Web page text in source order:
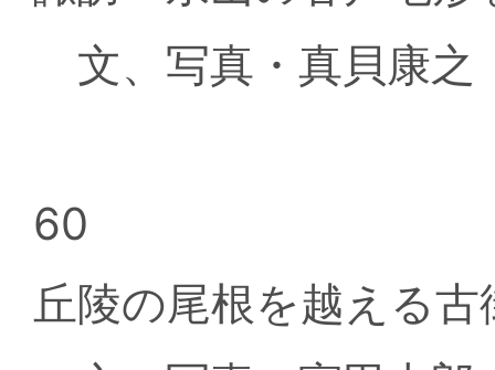
文、写真・真貝康
60
丘陵の尾根を越える